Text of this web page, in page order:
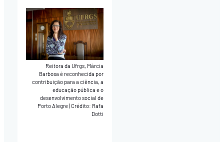
Reitora da Ufrgs, Márcia
Barbosa é reconhecida por
contribuição para a ciência, a
educação pública e o
desenvolvimento social de
Porto Alegre|Crédito: Rafa
Dotti